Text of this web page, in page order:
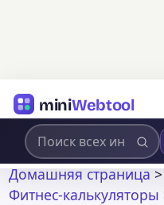
miniWebtool
Домашняя страница
Фитнес-калькуляторы